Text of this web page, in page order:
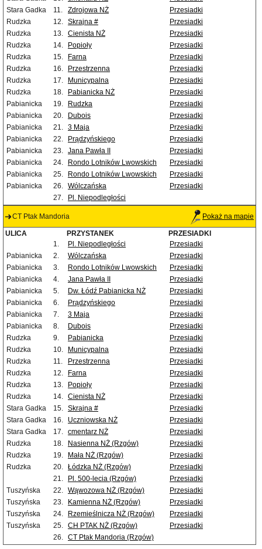
Stara Gadka
11. Zdrojowa NŻ
Przesiadki
Rudzka
12. Skrajna #
Przesiadki
Rudzka
13. Cienista NŻ
Przesiadki
Rudzka
14. Popioły
Przesiadki
Rudzka
15. Farna
Przesiadki
Rudzka
16. Przestrzenna
Przesiadki
Rudzka
17. Municypalna
Przesiadki
Rudzka
18. Pabianicka NŻ
Przesiadki
Pabianicka
19. Rudzka
Przesiadki
Pabianicka
20. Dubois
Przesiadki
Pabianicka
21. 3 Maja
Przesiadki
Pabianicka
22. Prądzyńskiego
Przesiadki
Pabianicka
23. Jana Pawła II
Przesiadki
Pabianicka
24. Rondo Lotników Lwowskich
Przesiadki
Pabianicka
25. Rondo Lotników Lwowskich
Przesiadki
Pabianicka
26. Wólczańska
Przesiadki
27.
Pl. Niepodległości
CT Ptak Mandoria Pokaż na mapie
ULICA PRZYSTANEK
PRZESIADKI
1.
Pl. Niepodległości
Przesiadki
Pabianicka
2. Wólczańska
Przesiadki
Pabianicka
3. Rondo Lotników Lwowskich
Przesiadki
Pabianicka
4. Jana Pawła II
Przesiadki
Pabianicka
5. Dw. Łódź Pabianicka NŻ
Przesiadki
Pabianicka
6. Prądzyńskiego
Przesiadki
Pabianicka
7. 3 Maja
Przesiadki
Pabianicka
8. Dubois
Przesiadki
Rudzka
9. Pabianicka
Przesiadki
Rudzka
10. Municypalna
Przesiadki
Rudzka
11. Przestrzenna
Przesiadki
Rudzka
12. Farna
Przesiadki
Rudzka
13. Popioły
Przesiadki
Rudzka
14. Cienista NŻ
Przesiadki
Stara Gadka
15. Skrajna #
Przesiadki
Stara Gadka
16. Uczniowska NŻ
Przesiadki
Stara Gadka
17. cmentarz NŻ
Przesiadki
Rudzka
18. Nasienna NŻ (Rzgów)
Przesiadki
Rudzka
19. Mała NŻ (Rzgów)
Przesiadki
Rudzka
20. Łódzka NŻ (Rzgów)
Przesiadki
21.
Pl. 500-lecia (Rzgów)
Przesiadki
Tuszyńska
22. Wąwozowa NŻ (Rzgów)
Przesiadki
Tuszyńska
23. Kamienna NŻ (Rzgów)
Przesiadki
Tuszyńska
24. Rzemieślnicza NŻ (Rzgów)
Przesiadki
Tuszyńska
25. CH PTAK NŻ (Rzgów)
Przesiadki
26. CT Ptak Mandoria (Rzgów)